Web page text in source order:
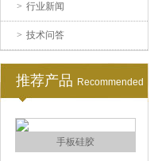
> 行业新闻
> 技术问答
推荐产品 Recommended
手板硅胶